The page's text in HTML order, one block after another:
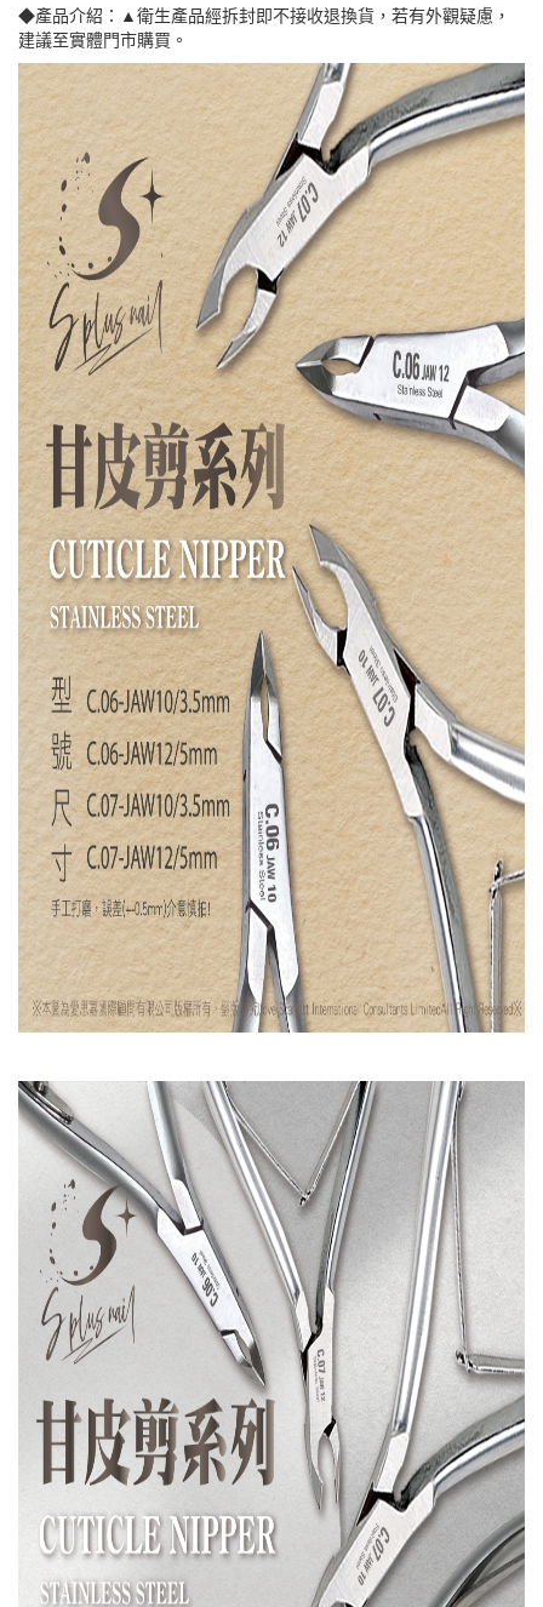
◆產品介紹：▲衛生產品經拆封即不接收退換貨，若有外觀疑慮，
建議至實體門市購買。